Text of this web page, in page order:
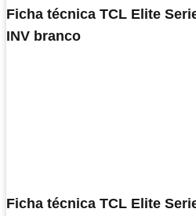
Ficha técnica TCL Elite
INV branco
Ficha técnica TCL Elite